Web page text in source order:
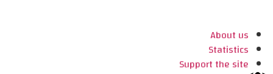
About us
Statistics
Support the site